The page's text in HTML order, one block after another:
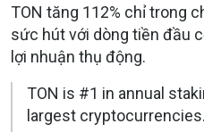
TON tăng 112% chỉ trong
sức hút với dòng tiền đầu
lợi nhuận thụ động.
TON is #1 in annual
largest cryptocurrencies.